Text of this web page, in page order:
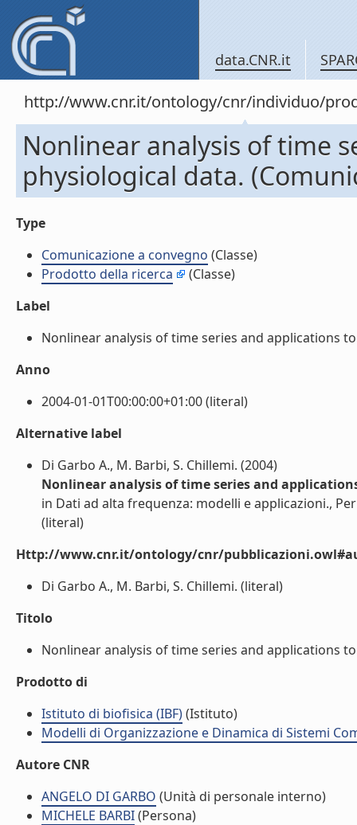
data.CNR.it
http://www.cnr.it/ontology/cnr/individuo/
Nonlinear analysis of time
physiological data.
Type
Comunicazione a convegno (Classe)
Prodotto della ricerca
(Classe)
Label
Nonlinear analysis of time series and applications
Anno
2004-01-01T00:00:00+01:00 (literal)
Alternative label
Di Garbo A., M. Barbi, S. Chillemi. (2004)
Nonlinear analysis of time series and
in Dati ad alta frequenza: modelli e applicazioni.,
(literal)
Http://www.cnr.it/ontology/cnr/
Di Garbo A., M. Barbi, S. Chillemi. (literal)
Titolo
Nonlinear analysis of time series and applications
Prodotto di
Istituto di biofisica (IBF)(Istituto)
Modelli di Organizzazione e Dinamica di Sistemi
Autore CNR
ANGELO DI GARBO (Unità di personale interno)
MICHELE BARBI(Persona)